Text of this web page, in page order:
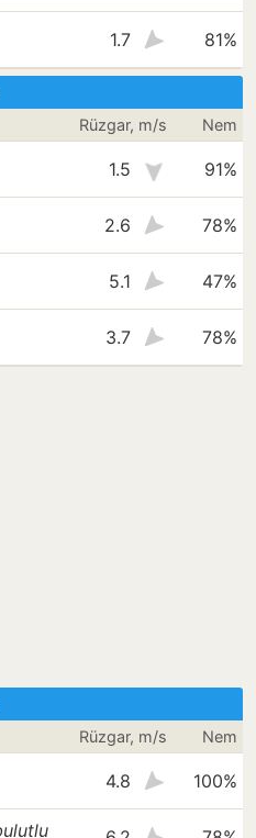
1.7 81%
Rüzgar, m/s Nem
1.5 91%
2.6 78%
5.1 47%
3.7 78%
Rüzgar, m/s Nem
4.8 100%